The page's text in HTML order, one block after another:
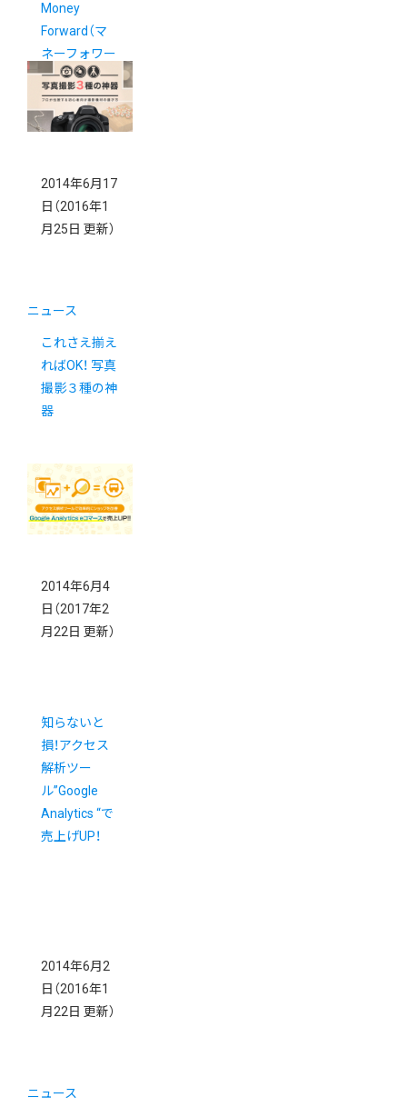
Money
Forward（マ
ネーフォワー
ド）連携スタ
ート
2014年6月17
日 （2016年1
月25日 更新）
ニュース
これさえ揃え
ればOK！ 写真
撮影３種の神
器
2014年6月4
日 （2017年2
月22日 更新）
知らないと
損！アクセス
解析ツー
ル”Google
Analytics “で
売上げUP！
2014年6月2
日 （2016年1
月22日 更新）
ニュース